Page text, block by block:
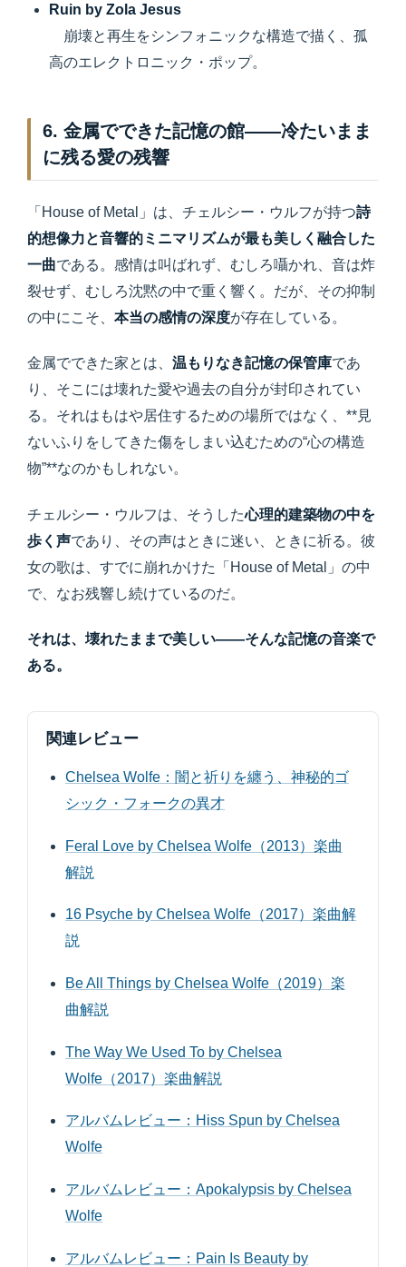
Ruin by Zola Jesus
崩壊と再生をシンフォニックな構造で描く、孤
高のエレクトロニック・ポップ。
6. 金属でできた記憶の館——冷たいまま
に残る愛の残響
「House of Metal」は、チェルシー・ウルフが持つ詩
的想像力と音響的ミニマリズムが最も美しく融合した
一曲である。感情は叫ばれず、むしろ囁かれ、音は炸
裂せず、むしろ沈黙の中で重く響く。だが、その抑制
の中にこそ、 本当の感情の深度が存在している。
金属でできた家とは、 温もりなき記憶の保管庫であ
り、そこには壊れた愛や過去の自分が封印されてい
る。それはもはや居住するための場所ではなく、**見
ないふりをしてきた傷をしまい込むための“心の構造
物”**なのかもしれない。
チェルシー・ウルフは、そうした心理的建築物の中を
歩く声であり、その声はときに迷い、ときに祈る。彼
女の歌は、すでに崩れかけた「House of Metal」の中
で、なお残響し続けているのだ。
それは、壊れたままで美しい――そんな記憶の音楽で
ある。
関連レビュー
Chelsea Wolfe：闇と祈りを纏う、神秘的ゴ
シック・フォークの異才
Feral Love by Chelsea Wolfe（2013）楽曲
解説
16 Psyche by Chelsea Wolfe（2017）楽曲解
説
Be All Things by Chelsea Wolfe（2019）楽
曲解説
The Way We Used To by Chelsea
Wolfe（2017）楽曲解説
アルバムレビュー：Hiss Spun by Chelsea
Wolfe
アルバムレビュー：Apokalypsis by Chelsea
Wolfe
アルバムレビュー：Pain Is Beauty by